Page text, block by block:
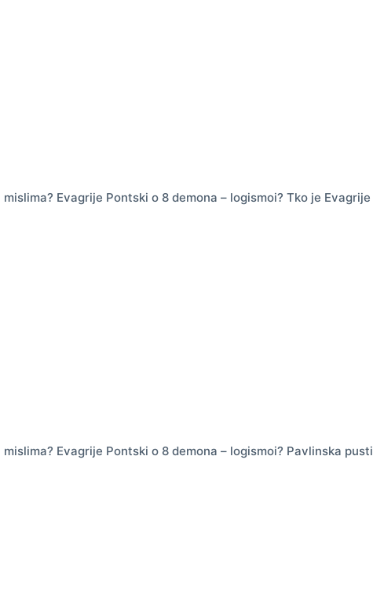
Evagrije Pontski o 8 demona – logismoi? Tko je
Evagrije Pontski o 8 demona – logismoi? Pavlinska